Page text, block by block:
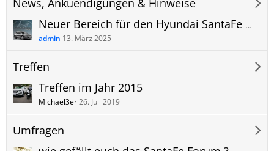
Neuer Bereich für den Hyundai SantaFe MX5 im Forum angelegt
admin 13. März 2025
Treffen
Treffen im Jahr 2015
Michael3er26. Juli 2019
Umfragen